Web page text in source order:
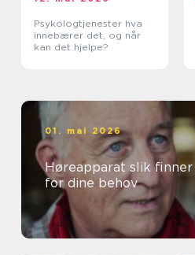
Psykologtjenester hva
innebærer det, og når
kan det hjelpe?
01. mai 2026
Høreapparat slik finner du riktig løsning
for dine behov